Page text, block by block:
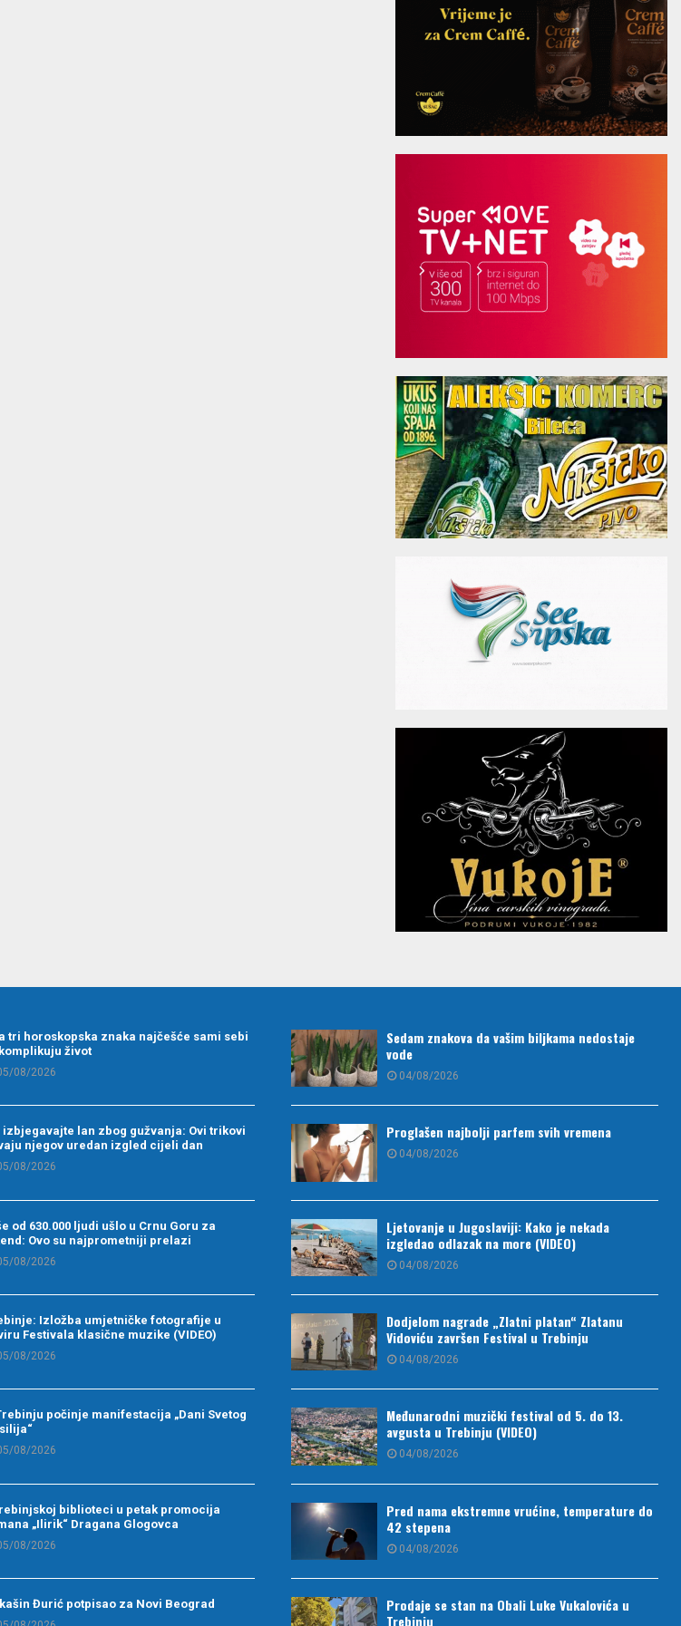
tri horoskopska znaka najčešće sami sebi
život
08/2026
izbjegavajte lan zbog gužvanja: Ovi trikovi
njegov uredan izgled cijeli dan
08/2026
od 630.000 ljudi ušlo u Crnu Goru za
Ovo su najprometniji prelazi
08/2026
Izložba umjetničke fotografije u
Festivala klasične muzike (VIDEO)
08/2026
počinje manifestacija „Dani Svetog
08/2026
biblioteci u petak promocija
„Ilirik“ Dragana Glogovca
08/2026
Đurić potpisao za Novi Beograd
Sedam znakova da vašim biljkama nedostaje
vode
04/08/2026
Proglašen najbolji parfem svih vremena
04/08/2026
Ljetovanje u Jugoslaviji: Kako je nekada
izgledao odlazak na more (VIDEO)
04/08/2026
Dodjelom nagrade „Zlatni platan“ Zlatanu
Vidoviću završen Festival u Trebinju
04/08/2026
Međunarodni muzički festival od 5. do 13.
avgusta u Trebinju (VIDEO)
04/08/2026
Pred nama ekstremne vrućine, temperature do
42 stepena
04/08/2026
Prodaje se stan na Obali Luke Vukalovića u
Trebinju